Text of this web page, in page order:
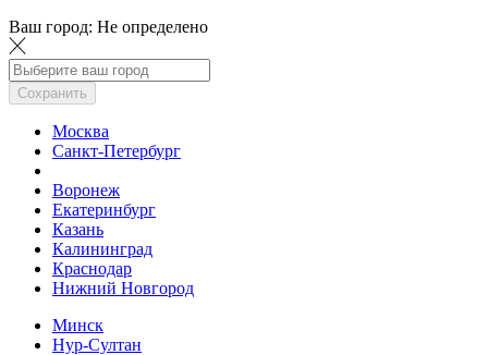
Ваш город: Не определено
Сохранить
Москва
Санкт-Петербург
Воронеж
Екатеринбург
Казань
Калининград
Краснодар
Нижний Новгород
Минск
Нур-Султан